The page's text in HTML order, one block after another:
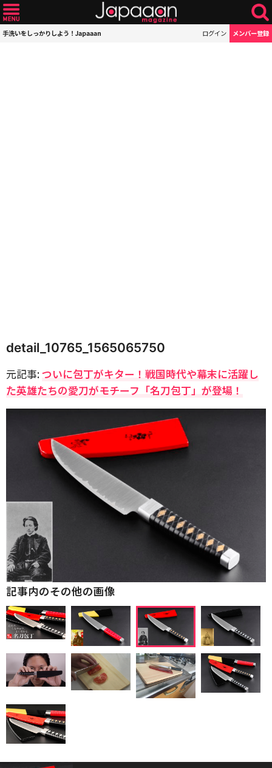
手洗いをしっかりしよう！Japaaan ログイン メンバー登録
detail_10765_1565065750
元記事:ついに包丁がキター！戦国時代や幕末に活躍し
た英雄たちの愛刀がモチーフ「名刀包丁」が登場！
記事内のその他の画像